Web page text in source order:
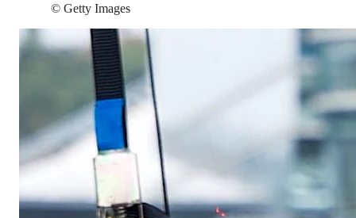
© Getty Images